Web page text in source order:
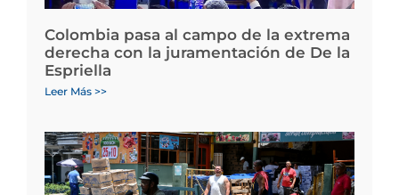
Colombia pasa al campo de la extrema
derecha con la juramentación de De la
Espriella
Leer Más >>